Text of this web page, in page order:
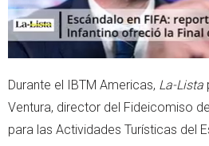
Durante el IBTM Americas, La-Lista
Ventura, director del Fideicomiso
para las Actividades Turísticas del